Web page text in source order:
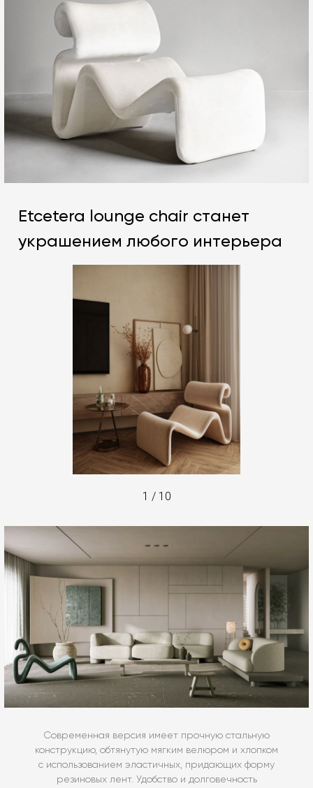
Etcetera lounge chair станет
украшением любого интерьера
1 / 10
Современная версия имеет прочную стальную
конструкцию, обтянутую мягким велюром и хлопком
с использованием эластичных, придающих форму
резиновых лент. Удобство и долговечность